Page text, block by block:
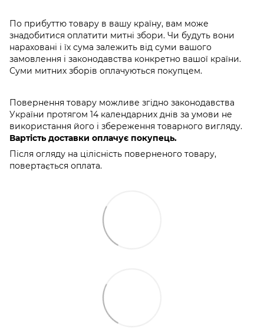
По прибуттю товару в вашу країну, вам може
знадобитися оплатити митні збори. Чи будуть вони
нараховані і їх сума залежить від суми вашого
замовлення і законодавства конкретно вашої країни.
Суми митних зборів оплачуються покупцем.
Повернення товару можливе згідно законодавства
України протягом 14 календарних днів за умови не
використання його і збереження товарного вигляду.
Вартість доставки оплачує покупець.
Після огляду на цілісність поверненого товару,
повертається оплата.